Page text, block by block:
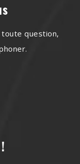
question,